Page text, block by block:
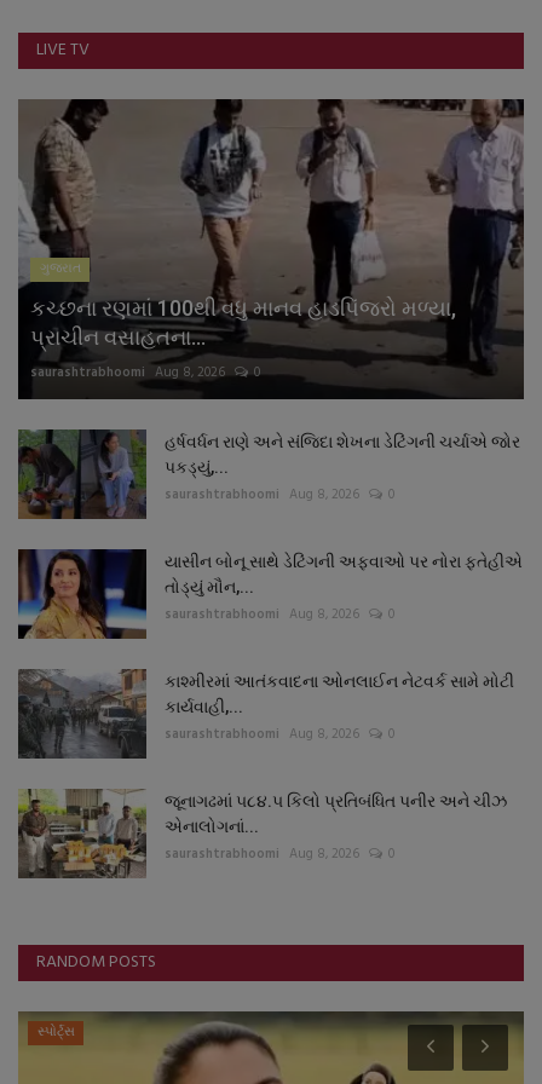
નાણાંકીય સમાચાર
સ્થાનિક સમાચાર
સ્પોર્ટ્સ
રાશિફળ
ગુનાખોરી
બોલિવૂડ
સ્વાસ્થ્ય
LIVE TV
ગુજરાત
કચ્છના રણમાં 100થી વધુ માનવ હાડપિંજરો મળ્યા,
પ્રાચીન વસાહતના...
saurashtrabhoomi Aug 8, 2026 0
હર્ષવર્ધન રાણે અને સંજિદા શેખના ડેટિંગની ચર્ચાએ જોર
પકડ્યું,...
saurashtrabhoomi Aug 8, 2026 0
યાસીન બોનૂ સાથે ડેટિંગની અફવાઓ પર નોરા ફતેહીએ
તોડ્યું મૌન,...
saurashtrabhoomi Aug 8, 2026 0
કાશ્મીરમાં આતંકવાદના ઓનલાઈન નેટવર્ક સામે મોટી
કાર્યવાહી,...
saurashtrabhoomi Aug 8, 2026 0
જૂનાગઢમાં ૫૮૪.૫ કિલો પ્રતિબંધિત પનીર અને ચીઝ
એનાલોગનાં...
saurashtrabhoomi Aug 8, 2026 0
RANDOM POSTS
સ્પોર્ટ્સ